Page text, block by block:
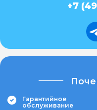
+7
Гарантийное
обслуживание